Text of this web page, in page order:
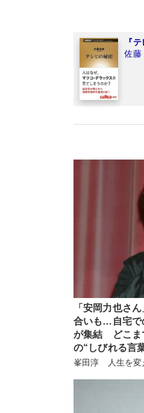
『
佐藤
「安岡力也さ
合いも…自宅で
が集結 どこま
の“しびれる言
峯田淳 人生を変